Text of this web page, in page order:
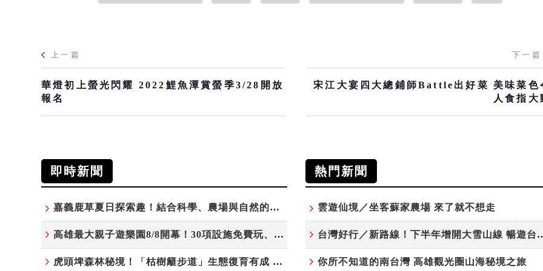
上一篇
華燈初上螢光閃耀 2022鯉魚潭賞螢季3/28開放
報名
下一篇
宋江大宴四大總鋪師Battle出好菜 美味菜色
人食指大
即時新聞
嘉義鹿草夏日探索趣！結合科學、農場與自然的親子小旅行
高雄最大親子遊樂園8/8開幕！30項設施免費玩、YOYO家族嗨翻暑假
虎頭埤森林秘境！「枯樹籬步道」生態復育有成 走進大自然生命教室
熱門新聞
雲遊仙境／坐客蘇家農場 來了就不想走
台灣好行／新路線！下半
你所不知道的南台灣 高雄觀光圈山海秘境之旅